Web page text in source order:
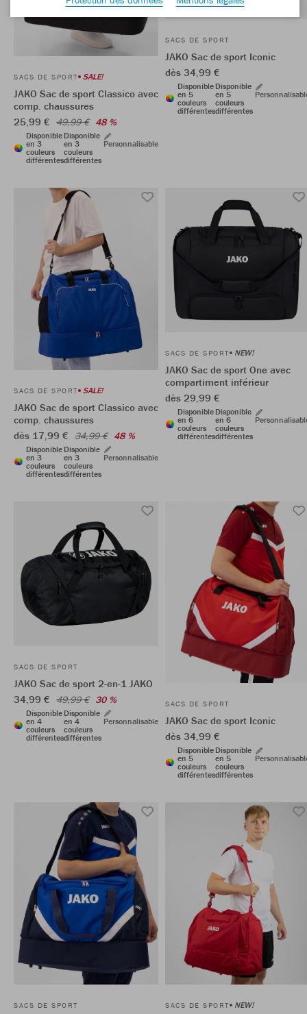
SACS DE SPORT SALE!
JAKO Sac de sport Classico avec
comp. chaussures
25,99 € 49,99 € 48 %
Disponible
en 3
couleurs
différentes
Disponible
en 3
couleurs
différentes
Personnalisable
SACS DE SPORT
JAKO Sac de sport Iconic
dès 34,99 €
Disponible
en 5
couleurs
différentes
Disponible
en 5
couleurs
différentes
SACS DE SPORT SALE!
JAKO Sac de sport Classico avec
comp. chaussures
dès 17,99 € 34,99 € 48 %
Disponible
en 3
couleurs
différentes
Disponible
en 3
couleurs
différentes
Personnalisable
SACS DE SPORT NEW!
JAKO Sac de sport One avec
compartiment inférieur
dès 29,99 €
Disponible
en 6
couleurs
différentes
Disponible
en 6
couleurs
différentes
SACS DE SPORT
JAKO Sac de sport 2-en-1 JAKO
34,99 € 49,99 € 30 %
Disponible
en 4
couleurs
différentes
Disponible
en 4
couleurs
différentes
Personnalisable
SACS DE SPORT
JAKO Sac de sport Iconic
dès 34,99 €
Disponible
en 5
couleurs
différentes
Disponible
en 5
couleurs
différentes
SACS DE SPORT SACS DE SPORT NEW!